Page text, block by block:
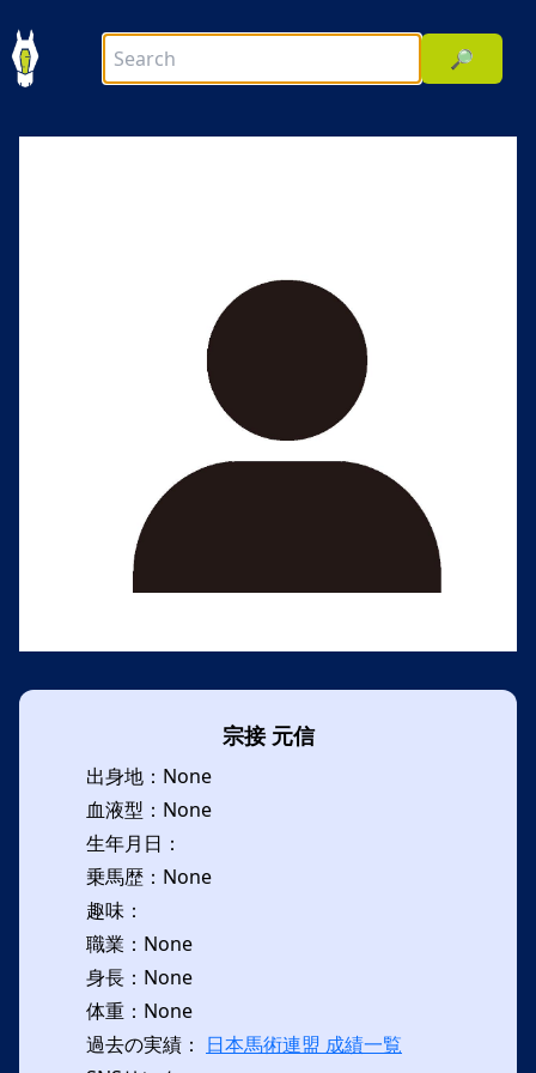
🔎
宗接 元信
出身地：None
血液型：None
生年月日：
乗馬歴：None
趣味：
職業：None
身長：None
体重：None
過去の実績： 日本馬術連盟 成績一覧